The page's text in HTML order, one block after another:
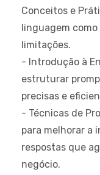
Conceitos e
linguagem como
limitações.
- Introdução à
estruturar
precisas e
- Técnicas de
para melhorar a
respostas que
negócio.